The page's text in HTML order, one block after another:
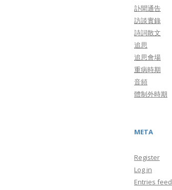
訃聞通告
訪談實錄
詩詞散文
追思
追思會場
重病時期
音頻
體制外時期
META
Register
Log in
Entries feed